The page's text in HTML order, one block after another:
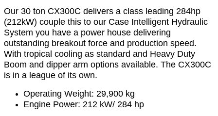
Our 30 ton CX300C delivers a class leading 284hp
(212kW) couple this to our Case Intelligent Hydraulic
System you have a power house delivering
outstanding breakout force and production speed.
With tropical cooling as standard and Heavy Duty
Boom and dipper arm options available. The CX300C
is in a league of its own.
Operating Weight: 29,900 kg
Engine Power: 212 kW/ 284 hp